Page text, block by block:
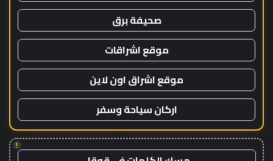
صحيفة برق
موقع اشراقات
موقع اشراق اون لاين
اركان سياحة وسفر
!